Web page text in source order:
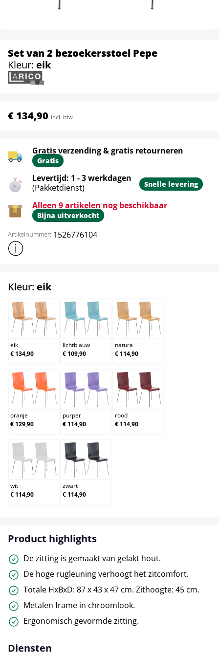
Set van 2 bezoekersstoel Pepe
Kleur: eik
€ 134,90 incl. btw
Gratis verzending & gratis retourneren
Gratis
Levertijd: 1 - 3 werkdagen
(Pakketdienst)
Snelle levering
Alleen 9 artikelen nog beschikbaar
Bijna uitverkocht
Artikelnummer: 1526776104
Toon meer productinformatie
Kleur: eikselect
eik
eik
€ 134,90
lichtblauw
lichtblauw
€ 109,90
natura
natura
€ 114,90
oranje
oranje
€ 129,90
purper
purper
€ 114,90
rood
rood
€ 114,90
wit
wit
€ 114,90
zwart
zwart
€ 114,90
Product highlights
De zitting is gemaakt van gelakt hout.
De hoge rugleuning verhoogt het zitcomfort.
Totale HxBxD: 87 x 43 x 47 cm. Zithoogte: 45 cm.
Metalen frame in chroomlook.
Ergonomisch gevormde zitting.
Diensten